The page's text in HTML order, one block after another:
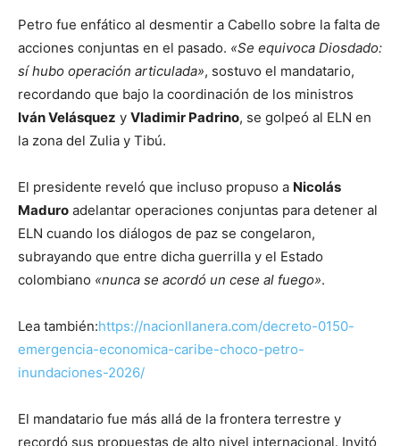
Petro fue enfático al desmentir a Cabello sobre la falta de
acciones conjuntas en el pasado. «Se equivoca Diosdado:
sí hubo operación articulada», sostuvo el mandatario,
recordando que bajo la coordinación de los ministros
Iván Velásquez y Vladimir Padrino, se golpeó al ELN en
la zona del Zulia y Tibú.
El presidente reveló que incluso propuso a Nicolás
Maduro adelantar operaciones conjuntas para detener al
ELN cuando los diálogos de paz se congelaron,
subrayando que entre dicha guerrilla y el Estado
colombiano «nunca se acordó un cese al fuego».
Lea también:https://nacionllanera.com/decreto-0150-
emergencia-economica-caribe-choco-petro-
inundaciones-2026/
El mandatario fue más allá de la frontera terrestre y
recordó sus propuestas de alto nivel internacional. Invitó